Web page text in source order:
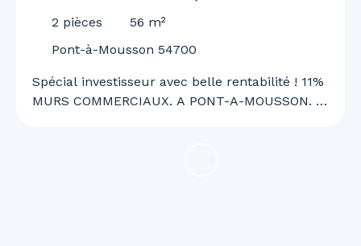
2 pièces 56 m²
Pont-à-Mousson 54700
Spécial investisseur avec belle rentabilité ! 11%
MURS COMMERCIAUX. A PONT-A-MOUSSON. A